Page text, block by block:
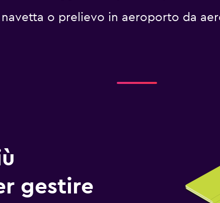
o prelievo in aeroporto da
gestire